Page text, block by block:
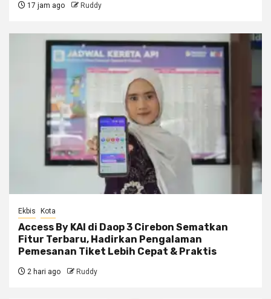
17 jam ago Ruddy
Ekbis Kota
Access By KAI di Daop 3 Cirebon Sematkan
Fitur Terbaru, Hadirkan Pengalaman
Pemesanan Tiket Lebih Cepat & Praktis
2 hari ago Ruddy